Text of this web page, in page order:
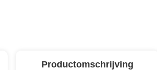
Productomschrijving